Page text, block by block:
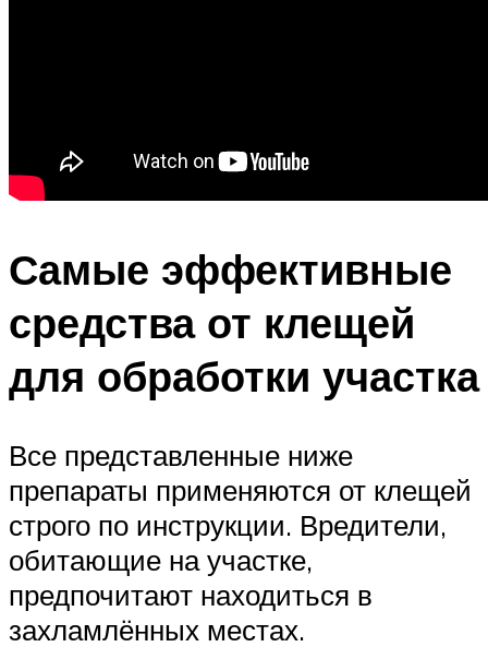
Самые эффективные
средства от клещей
для обработки участка
Все представленные ниже
препараты применяются от клещей
строго по инструкции. Вредители,
обитающие на участке,
предпочитают находиться в
захламлённых местах.